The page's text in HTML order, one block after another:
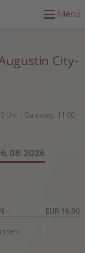
Menü
City-
Uhr / Samstag: 11:00
-
EUR 16,90